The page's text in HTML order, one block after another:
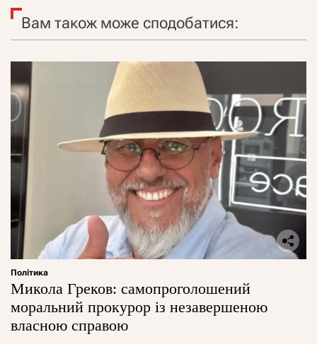
Вам також може сподобатися:
Політика
Микола Греков: самопроголошений
моральний прокурор із незавершеною
власною справою